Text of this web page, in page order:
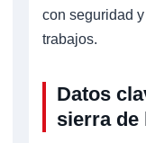
con seguridad
trabajos.
Datos
sierra de